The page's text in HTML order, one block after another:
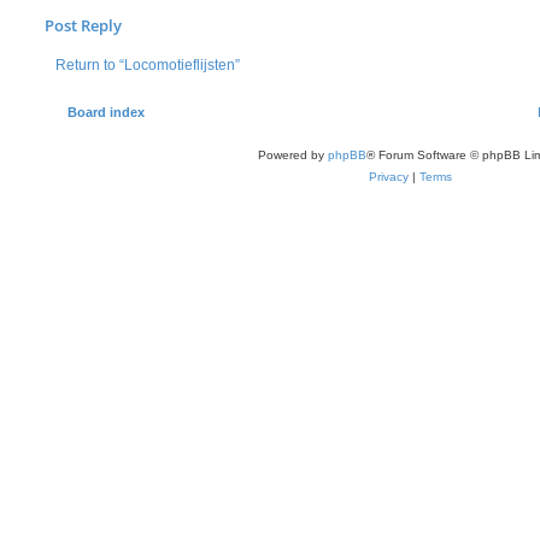
Post Reply
Return to “Locomotieflijsten”
Board index
Powered by phpBB® Forum Software © phpBB
Privacy | Terms